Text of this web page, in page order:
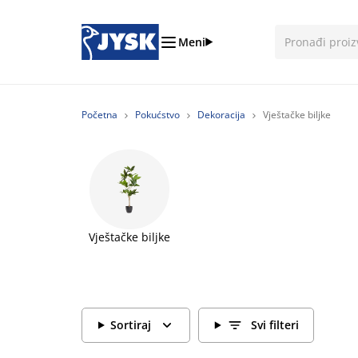
Meni
Početna Pokućstvo Dekoracija Vještačke biljke
Vještačke biljke
Sortiraj Svi filteri